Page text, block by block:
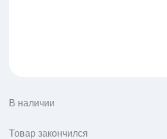
В наличии
Товар закончился